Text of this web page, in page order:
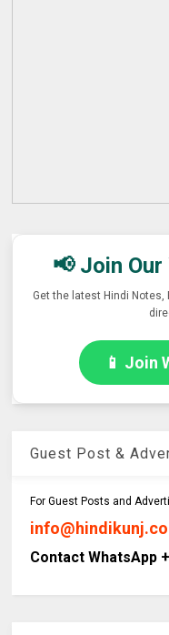
📢 Join Our
Get the latest Hindi Notes,
📱 Join
Guest Post &
For Guest Posts and
Contact WhatsApp